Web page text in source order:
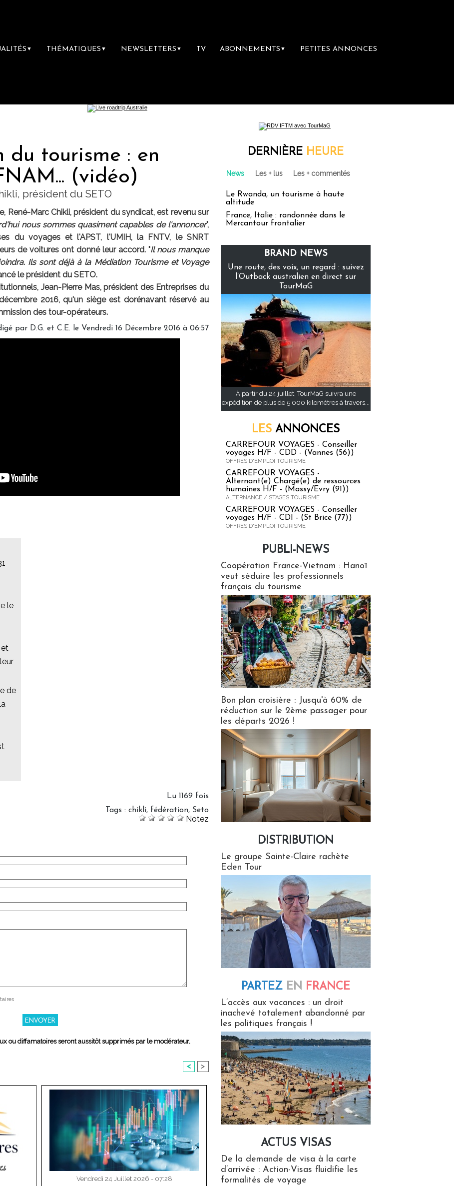
▼ THÉMATIQUES ▼ NEWSLETTERS ▼ TV ABONNEMENTS ▼ PETITES ANNONCES
du tourisme : en
(vidéo)
président du SETO
René-Marc Chikli, président du syndicat, est revenu sur
nous sommes quasiment capables de l'annoncer",
du voyages et l'APST, l'UMIH, la FNTV, le SNRT
de voitures ont donné leur accord. "Il nous manque
Ils sont déjà à la Médiation Tourisme et Voyage
le président du SETO.
Jean-Pierre Mas, président des Entreprises du
2016, qu'un siège est dorénavant réservé au
des tour-opérateurs.
par D.G. et C.E. le Vendredi 16 Décembre 2016 à 06:57
le
de
Lu 1169 fois
Tags : chikli, fédération, Seto
Notez
ou diffamatoires seront aussitôt supprimés par le modérateur.
< >
Vendredi 24 Juillet 2026 - 07:28
DERNIÈRE HEURE
News Les + lus Les + commentés
Le Rwanda, un tourisme à haute
altitude
France, Italie : randonnée dans le
Mercantour frontalier
BRAND NEWS
Une route, des voix, un regard : suivez
l’Outback australien en direct sur
TourMaG
À partir du 24 juillet, TourMaG suivra une
expédition de plus de 5 000 kilomètres à travers...
LES ANNONCES
CARREFOUR VOYAGES - Conseiller
voyages H/F - CDD - (Vannes (56))
OFFRES D'EMPLOI TOURISME
CARREFOUR VOYAGES -
Alternant(e) Chargé(e) de ressources
humaines H/F - (Massy/Evry (91))
ALTERNANCE / STAGES TOURISME
CARREFOUR VOYAGES - Conseiller
voyages H/F - CDI - (St Brice (77))
OFFRES D'EMPLOI TOURISME
PUBLI-NEWS
Coopération France-Vietnam : Hanoï
veut séduire les professionnels
français du tourisme
Bon plan croisière : Jusqu'à 60% de
réduction sur le 2ème passager pour
les départs 2026 !
DISTRIBUTION
Le groupe Sainte-Claire rachète
Eden Tour
PARTEZ EN FRANCE
L’accès aux vacances : un droit
inachevé totalement abandonné par
les politiques français !
ACTUS VISAS
De la demande de visa à la carte
d’arrivée : Action-Visas fluidifie les
formalités de voyage